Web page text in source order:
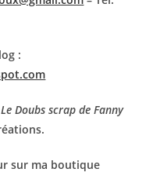
:
Le Doubs scrap de Fanny
sur ma boutique